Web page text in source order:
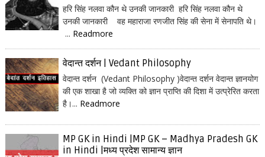
हरि सिंह नलवा कौन थे उनकी जानकारी हरि सिंह नलवा कौन थे
उनकी जानकारी वह महाराजा रणजीत सिंह की सेना में सेनापति थे।
... Readmore
वेदान्त दर्शन | Vedant Philosophy
वेदान्त दर्शन (Vedant Philosophy )वेदान्त दर्शन वेदान्त ज्ञानयोग
की एक शाखा है जो व्यक्ति को ज्ञान प्राप्ति की दिशा में उत्प्रेरित करता
है।... Readmore
MP GK in Hindi |MP GK – Madhya Pradesh GK
in Hindi |मध्य प्रदेश सामान्य ज्ञान